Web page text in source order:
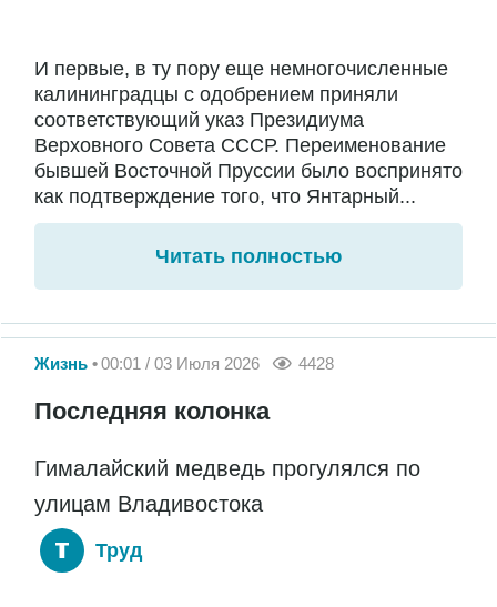
И первые, в ту пору еще немногочисленные
калининградцы с одобрением приняли
соответствующий указ Президиума
Верховного Совета СССР. Переименование
бывшей Восточной Пруссии было воспринято
как подтверждение того, что Янтарный...
Читать полностью
Жизнь 00:01 / 03 Июля 2026 4428
Последняя колонка
Гималайский медведь прогулялся по
улицам Владивостока
Труд